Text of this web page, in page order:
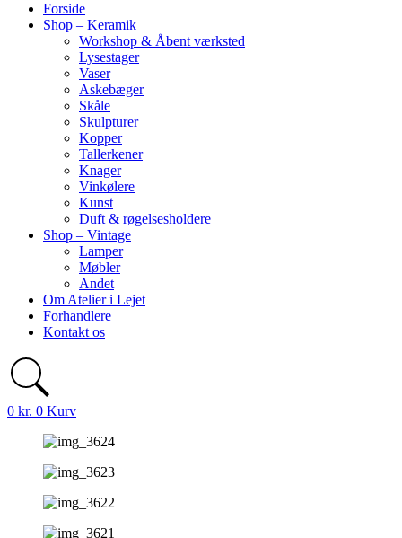
Forside
Shop – Keramik
Workshop & Åbent værksted
Lysestager
Vaser
Askebæger
Skåle
Skulpturer
Kopper
Tallerkener
Knager
Vinkølere
Kunst
Duft & røgelsesholdere
Shop – Vintage
Lamper
Møbler
Andet
Om Atelier i Lejet
Forhandlere
Kontakt os
0 kr. 0 Kurv